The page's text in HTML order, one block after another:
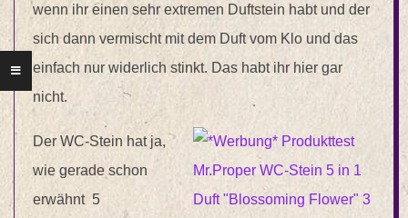
wenn ihr einen sehr extremen Duftstein habt und der
sich dann vermischt mit dem Duft vom Klo und das
einfach nur widerlich stinkt. Das habt ihr hier gar
nicht.
Der WC-Stein hat ja,
wie gerade schon
erwähnt 5